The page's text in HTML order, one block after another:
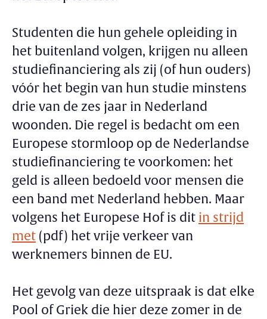
Studenten die hun gehele opleiding in
het buitenland volgen, krijgen nu alleen
studiefinanciering als zij (of hun ouders)
vóór het begin van hun studie minstens
drie van de zes jaar in Nederland
woonden. Die regel is bedacht om een
Europese stormloop op de Nederlandse
studiefinanciering te voorkomen: het
geld is alleen bedoeld voor mensen die
een band met Nederland hebben. Maar
volgens het Europese Hof is dit in strijd
met (pdf) het vrije verkeer van
werknemers binnen de EU.
Het gevolg van deze uitspraak is dat elke
Pool of Griek die hier deze zomer in de